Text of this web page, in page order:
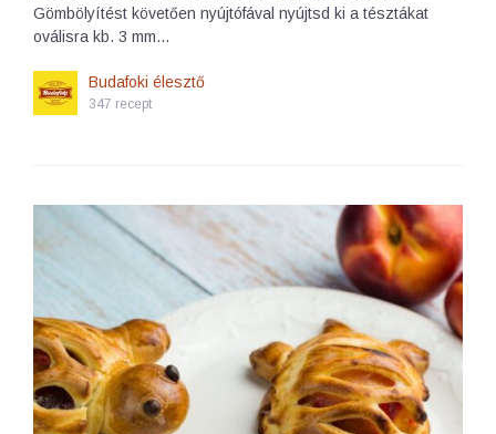
Gömbölyítést követően nyújtófával nyújtsd ki a tésztákat
oválisra kb. 3 mm…
Budafoki élesztő
347 recept